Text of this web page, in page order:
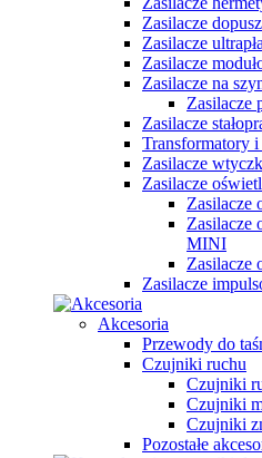
Zasilacze
Zasilacze
Zasilacze
Zasilacze na
Zasilacze
Zasilacze
Transformatory
Zasilacze
Zasilacze
Zasilacze
Zasilacze
MINI
Zasilacze
Zasilacze
Akcesoria
Przewody do
Czujniki ruchu
Czujniki
Czujniki
Czujniki
Pozostałe